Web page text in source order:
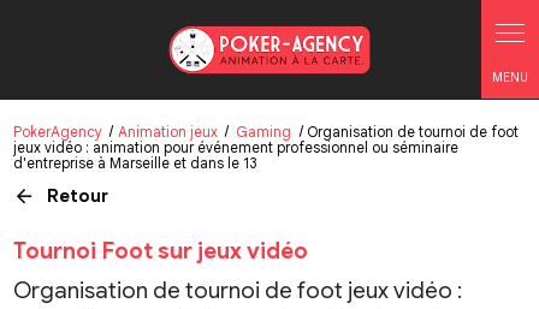
PokerAgency Animation jeux Gaming
Organisation de tournoi de foot
jeux vidéo : animation pour événement professionnel ou séminaire
d'entreprise à Marseille et dans le 13
Retour
Tournoi Foot sur jeux vidéo
Organisation de tournoi de foot jeux vidéo :